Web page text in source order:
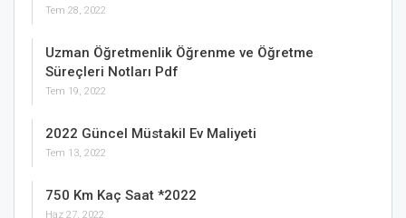
Tem 28, 2022
Uzman Öğretmenlik Öğrenme ve Öğretme
Süreçleri Notları Pdf
Tem 19, 2022
2022 Güncel Müstakil Ev Maliyeti
Tem 13, 2022
750 Km Kaç Saat *2022
Haz 27, 2022